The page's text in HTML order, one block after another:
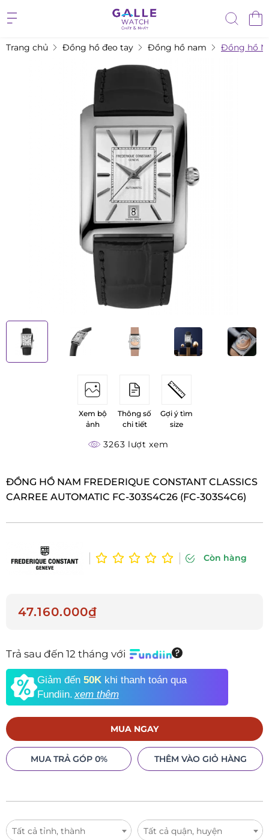
Trang chủ Đồng hồ đeo tay Đồng hồ nam Đồng hồ
Xem bộ
ảnh
Thông số
chi tiết
Gợi ý tìm
size
3263 lượt xem
ĐỒNG HỒ NAM FREDERIQUE CONSTANT CLASSICS
CARREE AUTOMATIC FC-303S4C26 (FC-303S4C6)
Còn hàng
47.160.000₫
Trả sau đến 12 tháng với
Giảm đến 50K khi thanh toán qua
Fundiin.xem thêm
MUA NGAY
MUA TRẢ GÓP 0% THÊM VÀO GIỎ HÀNG
Tất cả tỉnh, thành Tất cả quận, huyện